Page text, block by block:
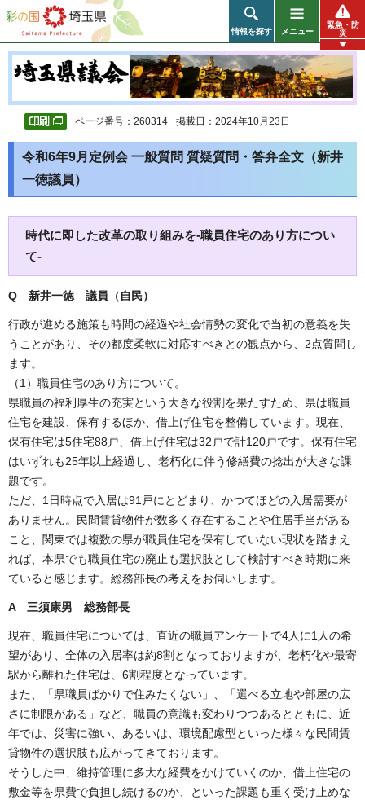
彩の国 埼玉県
情報を探す メニュー
緊急・防
災
ページ番号：260314 掲載日：2024年10月23日
令和6年9月定例会 一般質問 質疑質問・答弁全文（新井
一徳議員）
時代に即した改革の取り組みを-職員住宅のあり方につい
て-
Q 新井一徳 議員（自民）
行政が進める施策も時間の経過や社会情勢の変化で当初の意義を失
うことがあり、その都度柔軟に対応すべきとの観点から、2点質問し
ます。
（1）職員住宅のあり方について。
県職員の福利厚生の充実という大きな役割を果たすため、県は職員
住宅を建設、保有するほか、借上げ住宅を整備しています。現在、
保有住宅は5住宅88戸、借上げ住宅は32戸で計120戸です。保有住宅
はいずれも25年以上経過し、老朽化に伴う修繕費の捻出が大きな課
題です。
ただ、1日時点で入居は91戸にとどまり、かつてほどの入居需要が
ありません。民間賃貸物件が数多く存在することや住居手当がある
こと、関東では複数の県が職員住宅を保有していない現状を踏まえ
れば、本県でも職員住宅の廃止も選択肢として検討すべき時期に来
ていると感じます。総務部長の考えをお伺いします。
A 三須康男 総務部長
現在、職員住宅については、直近の職員アンケートで4人に1人の希
望があり、全体の入居率は約8割となっておりますが、老朽化や最寄
駅から離れた住宅は、6割程度となっています。
また、「県職員ばかりで住みたくない」、「選べる立地や部屋の広
さに制限がある」など、職員の意識も変わりつつあるとともに、近
年では、災害に強い、あるいは、環境配慮型といった様々な民間賃
貸物件の選択肢も広がってきております。
そうした中、維持管理に多大な経費をかけていくのか、借上住宅の
敷金等を県費で負担し続けるのか、といった課題も重く受け止めな